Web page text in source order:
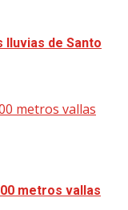
lluvias de Santo
metros vallas
metros vallas